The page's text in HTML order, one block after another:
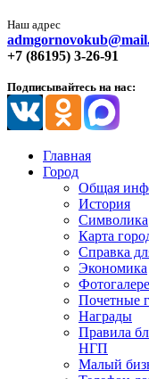
Наш адрес
+7 (86195) 3-26-91
Подписывайтесь на нас:
Главная
Город
Общая
История
Символика
Карта
Справка
Экономика
Почетные
Награды
Правила
НГП
Малый